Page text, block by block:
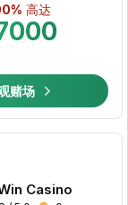
高达
赌场
Casino